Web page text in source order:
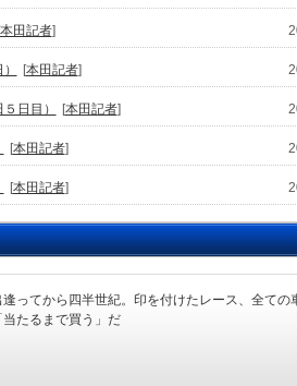
本田記者]
[本田記者]
日目） [本田記者]
[本田記者]
[本田記者]
ってから四半世紀。印を付けたレース、全ての
たるまで買う」だ